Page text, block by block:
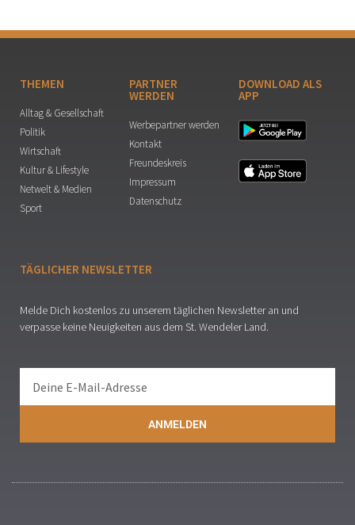
THEMEN
Alltag & Gesellschaft
Politik
Wirtschaft
Kultur & Lifestyle
Netwelt & Medien
Sport
PARTNER
WERDEN
Werbepartner werden
Kontakt
Freundeskreis
Impressum
Datenschutz
DOWNLOAD ALS
APP
TÄGLICHER NEWSLETTER
Melde Dich kostenlos zu unserem täglichen Newsletter an und
verpasse keine Neuigkeiten aus dem St. Wendeler Land.
ANMELDEN